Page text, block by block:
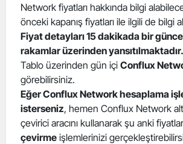
Network fiyatları hakkında bilgi
önceki kapanış fiyatları ile ilgili de bilgi
Fiyat detayları 15 dakikada bir
rakamlar üzerinden yansıtılmaktadır.
Tablo üzerinden gün içi Conflux
görebilirsiniz.
Eğer Conflux Network hesaplama
isterseniz, hemen Conflux Network
çevirici aracını kullanarak şu anki
çevirme işlemlerinizi